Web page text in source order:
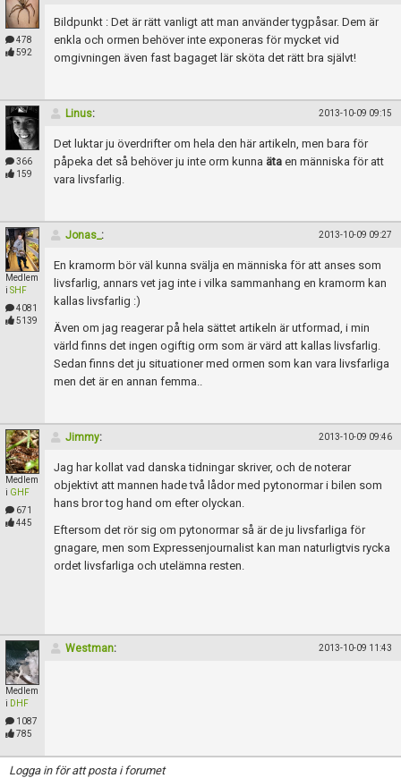
478
592
Bildpunkt : Det är rätt vanligt att man använder tygpåsar. Dem är
enkla och ormen behöver inte exponeras för mycket vid
omgivningen även fast bagaget lär sköta det rätt bra självt!
366
159
Linus: 2013-10-09 09:15
Det luktar ju överdrifter om hela den här artikeln, men bara för
påpeka det så behöver ju inte orm kunna äta en människa för att
vara livsfarlig.
Medlem
i SHF
4081
5139
Jonas_: 2013-10-09 09:27
En kramorm bör väl kunna svälja en människa för att anses som
livsfarlig, annars vet jag inte i vilka sammanhang en kramorm kan
kallas livsfarlig :)
Även om jag reagerar på hela sättet artikeln är utformad, i min
värld finns det ingen ogiftig orm som är värd att kallas livsfarlig.
Sedan finns det ju situationer med ormen som kan vara livsfarliga
men det är en annan femma..
Medlem
i GHF
671
445
Jimmy: 2013-10-09 09:46
Jag har kollat vad danska tidningar skriver, och de noterar
objektivt att mannen hade två lådor med pytonormar i bilen som
hans bror tog hand om efter olyckan.
Eftersom det rör sig om pytonormar så är de ju livsfarliga för
gnagare, men som Expressenjournalist kan man naturligtvis rycka
ordet livsfarliga och utelämna resten.
Medlem
i DHF
1087
785
Westman: 2013-10-09 11:43
Logga in för att posta i forumet